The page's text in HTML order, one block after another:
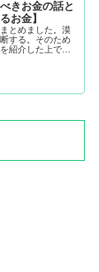
きお金の話と
お金】
とめました。漠
する。そのため
紹介した上で、